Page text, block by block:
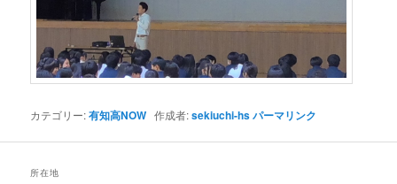
カテゴリー:有知高NOW 作成者:sekiuchi-hsパーマリンク
所在地